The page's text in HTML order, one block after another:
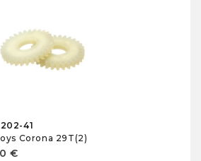
41
Corona 29T(2)
€